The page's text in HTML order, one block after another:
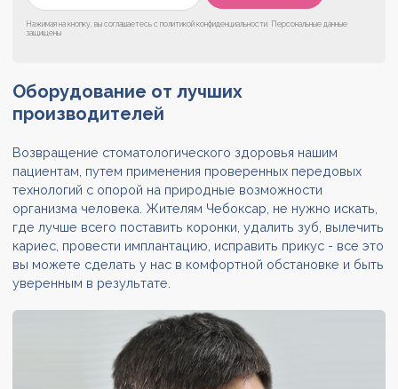
Нажимая на кнопку, вы соглашаетесь с политикой конфиденциальности. Персональные данные
защищены
Оборудование от лучших
производителей
Возвращение стоматологического здоровья нашим
пациентам, путем применения проверенных передовых
технологий с опорой на природные возможности
организма человека. Жителям Чебоксар, не нужно искать,
где лучше всего поставить коронки, удалить зуб, вылечить
кариес, провести имплантацию, исправить прикус - все это
вы можете сделать у нас в комфортной обстановке и быть
уверенным в результате.